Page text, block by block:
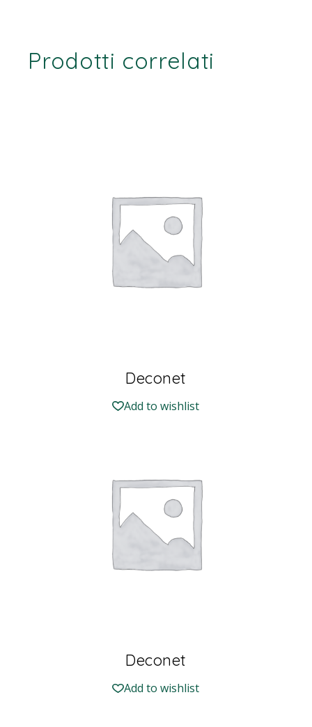
Prodotti correlati
Deconet
Add to wishlist
Deconet
Add to wishlist